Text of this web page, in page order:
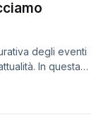
degli eventi
In questa
Vecchio e
Cambise e